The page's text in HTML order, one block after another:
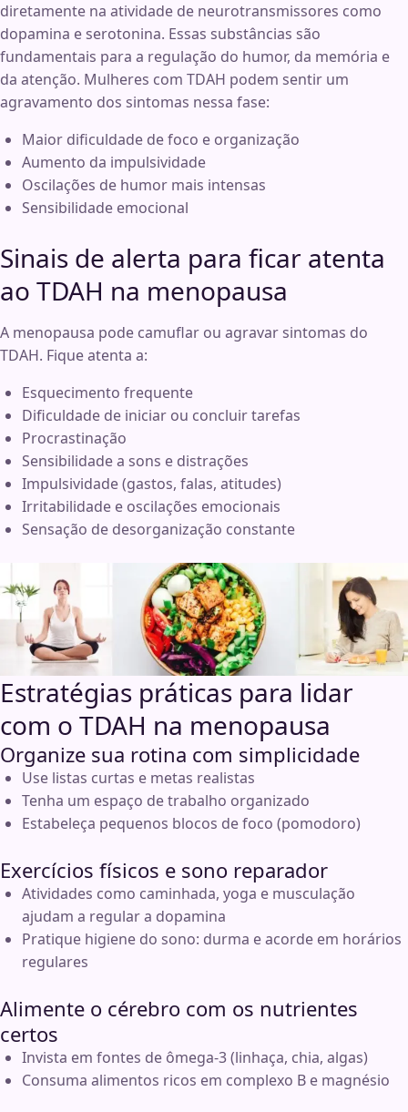
diretamente na atividade de neurotransmissores como
dopamina e serotonina. Essas substâncias são
fundamentais para a regulação do humor, da memória e
da atenção. Mulheres com TDAH podem sentir um
agravamento dos sintomas nessa fase:
Maior dificuldade de foco e organização
Aumento da impulsividade
Oscilações de humor mais intensas
Sensibilidade emocional
Sinais de alerta para ficar atenta
ao TDAH na menopausa
A menopausa pode camuflar ou agravar sintomas do
TDAH. Fique atenta a:
Esquecimento frequente
Dificuldade de iniciar ou concluir tarefas
Procrastinação
Sensibilidade a sons e distrações
Impulsividade (gastos, falas, atitudes)
Irritabilidade e oscilações emocionais
Sensação de desorganização constante
Estratégias práticas para lidar
com o TDAH na menopausa
Organize sua rotina com simplicidade
Use listas curtas e metas realistas
Tenha um espaço de trabalho organizado
Estabeleça pequenos blocos de foco (pomodoro)
Exercícios físicos e sono reparador
Atividades como caminhada, yoga e musculação
ajudam a regular a dopamina
Pratique higiene do sono: durma e acorde em horários
regulares
Alimente o cérebro com os nutrientes
certos
Invista em fontes de ômega-3 (linhaça, chia, algas)
Consuma alimentos ricos em complexo B e magnésio